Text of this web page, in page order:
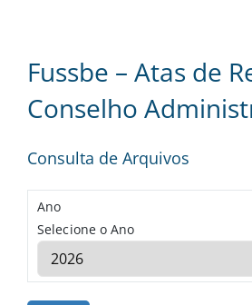
Fussbe – Atas de
Conselho
Consulta de Arquivos
Ano
Selecione o Ano